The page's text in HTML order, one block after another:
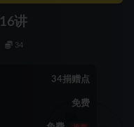
2021八年级语文春季 段微微 16讲
34
34捐赠点
免费